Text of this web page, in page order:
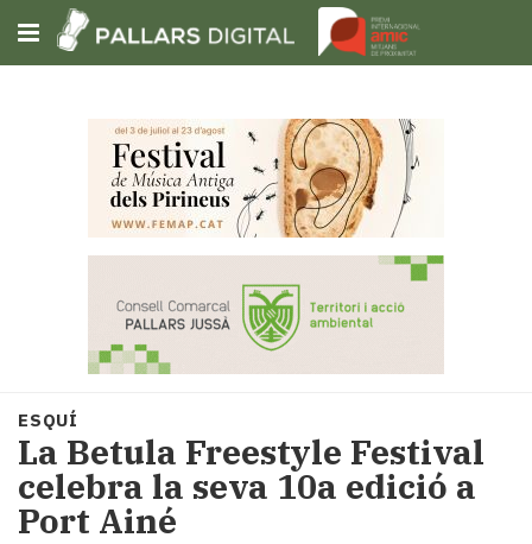
Subscriu-t'hi
Portada
Societat
Política
i
municipis
Economia
ESQUÍ
La Betula Freestyle Festival
celebra la seva 10a edició a
Port Ainé